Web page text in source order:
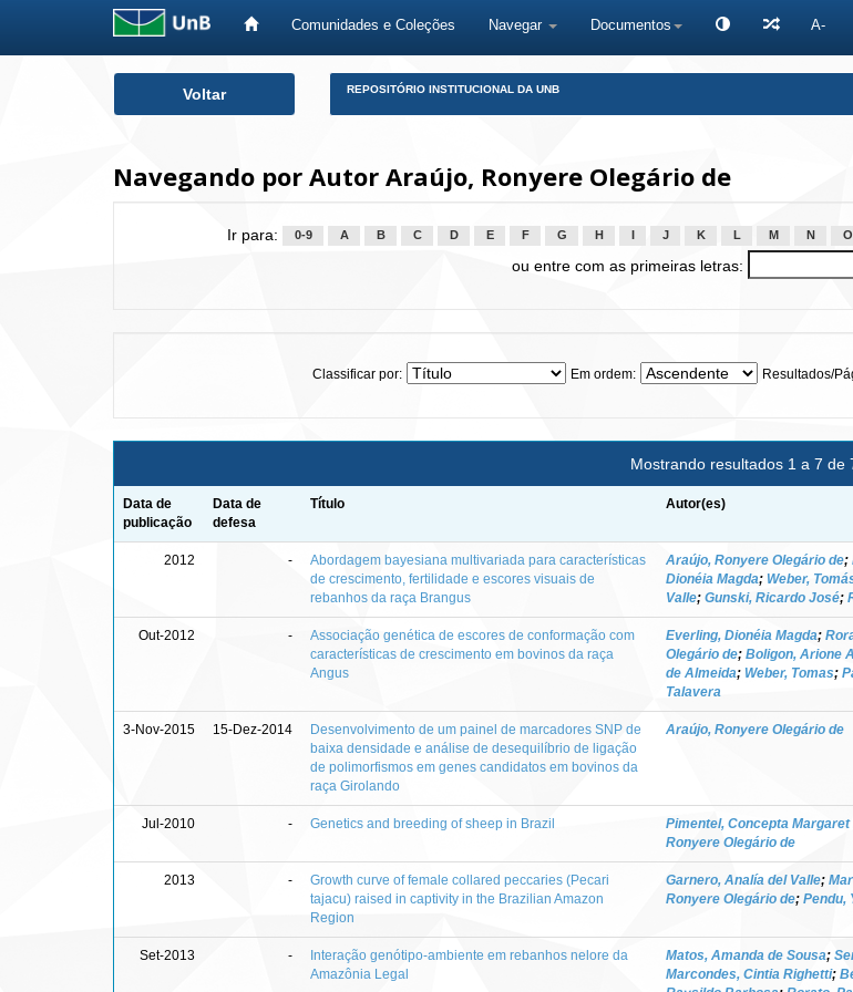
Comunidades e Coleções Navegar Documentos A-
Voltar REPOSITÓRIO INSTITUCIONAL DA UNB
Navegando por Autor Araújo, Ronyere Olegário de
Ir para: 0-9 A B C D E F G H J K L M N O
ou entre com as primeiras letras:
Classificar por: Em ordem: Resultados/
Mostrando resultados 1 a 7 de
Data de
publicação
Data de
defesa
Título Autor(es)
2012 -
Abordagem bayesiana multivariada para características
de crescimento, fertilidade e escores visuais de
rebanhos da raça Brangus
Araújo, Ronyere Olegário de;
Dionéia Magda; Weber,
Valle; Gunski, Ricardo José;
Out-2012 -
Associação genética de escores de conformação com
características de crescimento em bovinos da raça
Angus
Everling, Dionéia Magda;
Olegário de; Boligon, Arione
de Almeida; Weber, Tomas;
Talavera
3-Nov-2015 15-Dez-2014
Desenvolvimento de um painel de marcadores SNP de
baixa densidade e análise de desequilíbrio de ligação
de polimorfismos em genes candidatos em bovinos da
raça Girolando
Araújo, Ronyere Olegário de
Jul-2010 - Genetics and breeding of sheep in Brazil Pimentel, Concepta Margaret
Ronyere Olegário de
2013 -
Growth curve of female collared peccaries (Pecari
tajacu) raised in captivity in the Brazilian Amazon
Region
Garnero, Analía del Valle;
Ronyere Olegário de; Pendu,
Set-2013 -
Interação genótipo-ambiente em rebanhos nelore da
Amazônia Legal
Matos, Amanda de Sousa;
Marcondes, Cintia Righetti;